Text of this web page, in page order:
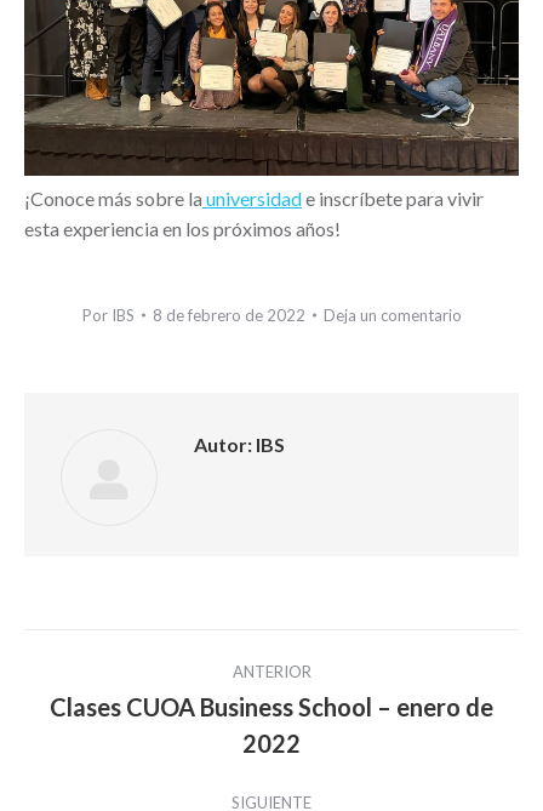
¡Conoce más sobre la universidade inscríbete para vivir
esta experiencia en los próximos años!
Por IBS 8 de febrero de 2022 Deja un comentario
Autor: IBS
entre
publicaciones
ANTERIOR
anterior:
Clases CUOA Business School – enero de
2022
SIGUIENTE